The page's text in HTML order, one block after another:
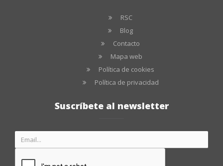
RSC
Blog
Contacto
Mapa web
Política de cookies
Política de privacidad
Suscríbete al newsletter